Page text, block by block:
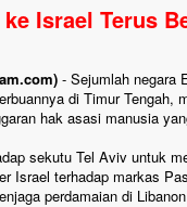
Israel Terus
- Sejumlah negara
di Timur Tengah,
hak asasi manusia
sekutu Tel Aviv untuk
Israel terhadap markas
perdamaian di